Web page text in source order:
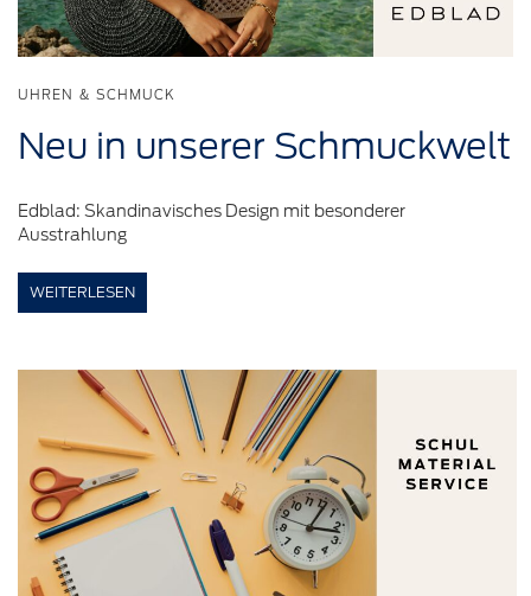
UHREN & SCHMUCK
Neu in unserer Schmuckwelt
Edblad: Skandinavisches Design mit besonderer
Ausstrahlung
WEITERLESEN